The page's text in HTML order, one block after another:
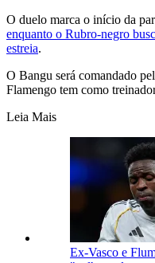
O duelo marca o início da
enquanto o Rubro-negro
estreia.
O Bangu será comandado
Flamengo tem como
Leia Mais
Ex-Vasco e